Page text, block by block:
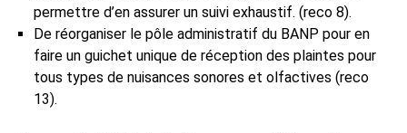
permettre d’en assurer un suivi exhaustif. (reco 8).
De réorganiser le pôle administratif du BANP pour en
faire un guichet unique de réception des plaintes pour
tous types de nuisances sonores et olfactives (reco
13).